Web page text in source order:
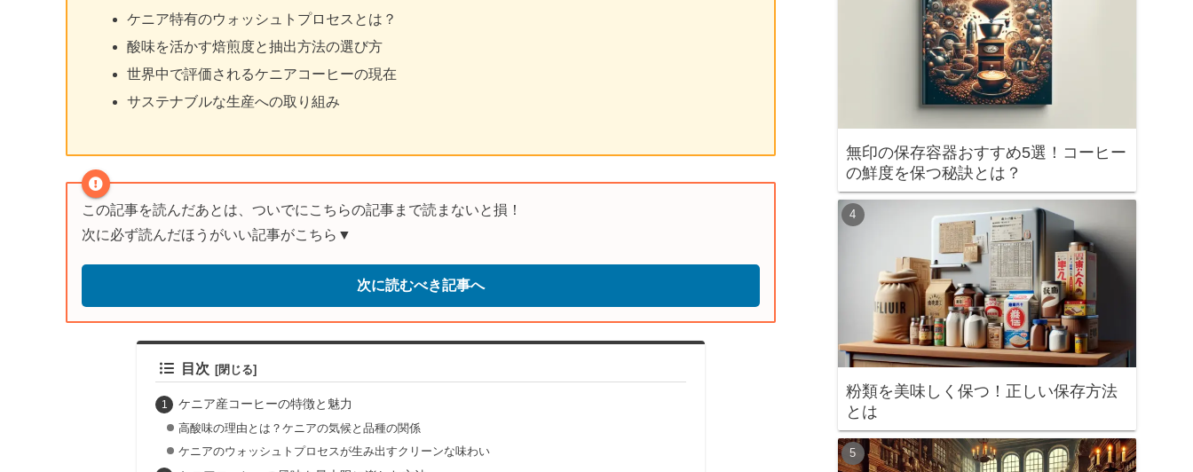
ケニア特有のウォッシュトプロセスとは？
酸味を活かす焙煎度と抽出方法の選び方
世界中で評価されるケニアコーヒーの現在
サステナブルな生産への取り組み
この記事を読んだあとは、ついでにこちらの記事まで読まないと損！
次に必ず読んだほうがいい記事がこちら▼
次に読むべき記事へ
目次
ケニア産コーヒーの特徴と魅力
高酸味の理由とは？ケニアの気候と品種の関係
ケニアのウォッシュトプロセスが生み出すクリーンな味わい
無印の保存容器おすすめ5選！コーヒー
の鮮度を保つ秘訣とは？
粉類を美味しく保つ！正しい保存方法
とは